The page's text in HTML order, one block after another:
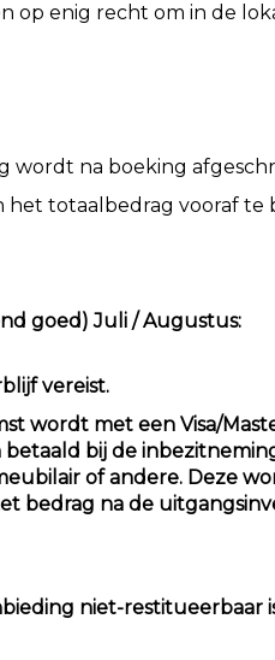
op enig recht om in de
wordt na boeking
het totaalbedrag vooraf te
goed) Juli / Augustus:
vereist.
wordt met een Visa/
bij de
of andere. Deze
bedrag na de
niet-restitueerbaar